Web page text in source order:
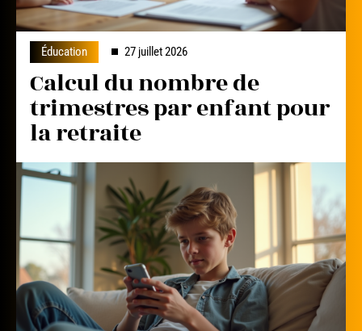
Éducation 27 juillet 2026
Calcul du nombre de
trimestres par enfant pour
la retraite